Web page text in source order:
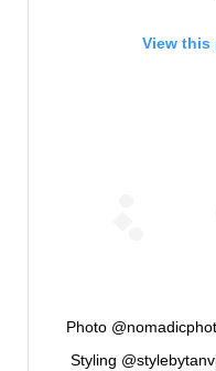
View this
Photo
Styling